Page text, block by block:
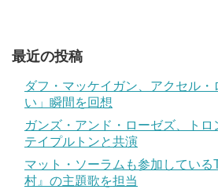
最近の投稿
ダフ・マッケイガン、アクセル・
い」瞬間を回想
ガンズ・アンド・ローゼズ、トロ
テイプルトンと共演
マット・ソーラムも参加している
村』の主題歌を担当